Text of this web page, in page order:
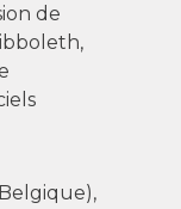
de